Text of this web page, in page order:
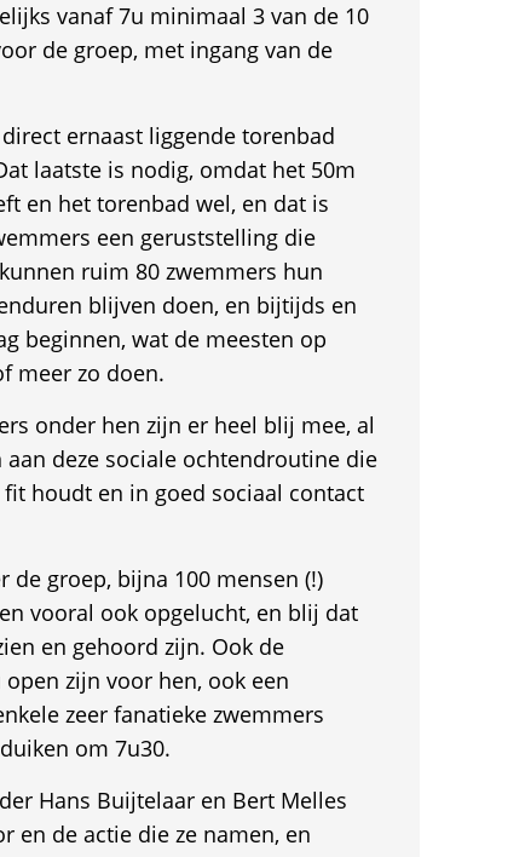
vanaf 7u minimaal 3 van de 10
de groep, met ingang van de
ernaast liggende torenbad
laatste is nodig, omdat het 50m
en het torenbad wel, en dat is
een geruststelling die
ruim 80 zwemmers hun
blijven doen, en bijtijds en
beginnen, wat de meesten op
meer zo doen.
onder hen zijn er heel blij mee, al
aan deze sociale ochtendroutine die
houdt en in goed sociaal contact
de groep, bijna 100 mensen (!)
vooral ook opgelucht, en blij dat
en gehoord zijn. Ook de
zijn voor hen, ook een
zeer fanatieke zwemmers
om 7u30.
Hans Buijtelaar en Bert Melles
en de actie die ze namen, en